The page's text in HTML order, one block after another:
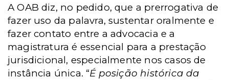
A OAB diz, no pedido, que a prerrogativa de
fazer uso da palavra, sustentar oralmente e
fazer contato entre a advocacia e a
magistratura é essencial para a prestação
jurisdicional, especialmente nos casos de
instância única. “É posição histórica da